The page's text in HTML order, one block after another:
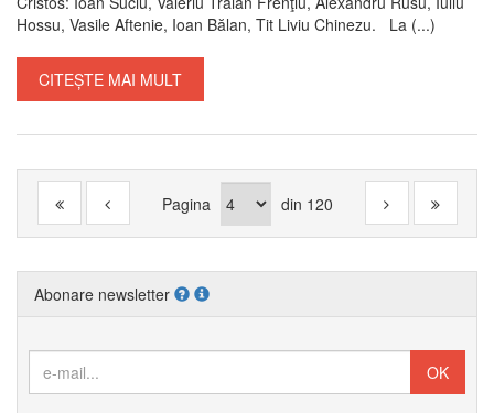
Hossu, Vasile Aftenie, Ioan Bălan, Tit Liviu Chinezu. La (...)
CITEȘTE MAI MULT
Pagina din 120
Abonare newsletter